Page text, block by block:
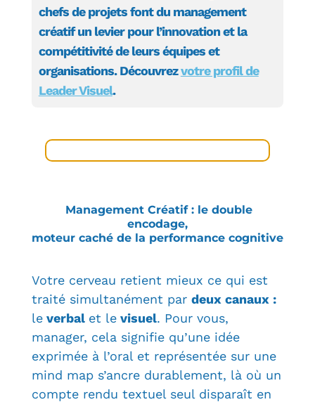
chefs de projets font du management
créatif un levier pour l’innovation et la
compétitivité de leurs équipes et
organisations. Découvrezvotre profil de
Leader Visuel.
Management Créatif : le double
encodage,
moteur caché de la performance cognitive
Votre cerveau retient mieux ce qui est
traité simultanément par deux canaux :
leverbal et levisuel. Pour vous,
manager, cela signifie qu’une idée
exprimée à l’oral et représentée sur une
mind map s’ancre durablement, là où un
compte rendu textuel seul disparaît en